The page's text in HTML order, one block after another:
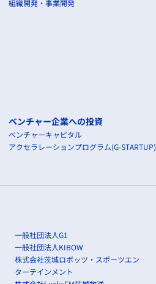
組織開発・事業開発
ベンチャー企業への投資
ベンチャーキャピタル
アクセラレーションプログラム(G-STARTUP)
一般社団法人G1
一般社団法人KIBOW
株式会社茨城ロボッツ・スポーツエン
ターテインメント